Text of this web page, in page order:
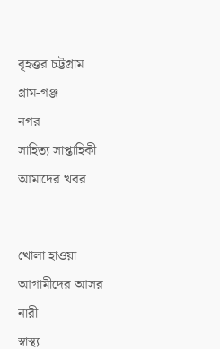
বৃহত্তর চট্টগ্রাম
গ্রাম-গঞ্জ
নগর
সাহিত্য সাপ্তাহিকী
আমাদের খবর
খোলা হাওয়া
আগামীদের আসর
নারী
স্বাস্থ্য